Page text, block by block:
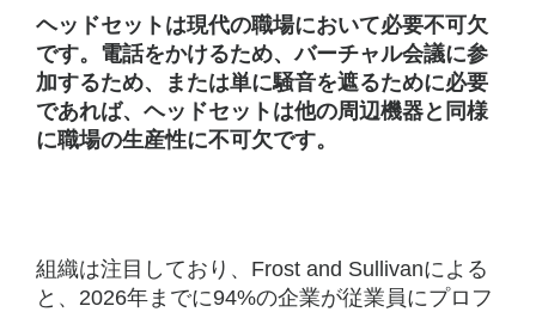
つ
の
主
な
ヘッドセットは現代の職場において必要不可欠
です。電話をかけるため、バーチャル会議に参
加するため、または単に騒音を遮るために必要
であれば、ヘッドセットは他の周辺機器と同様
に職場の生産性に不可欠です。
組織は注目しており、Frost and Sullivanによる
と、2026年までに94%の企業が従業員にプロフ